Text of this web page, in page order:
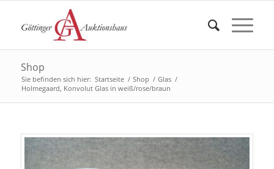
Shop
Sie befinden sich hier: Startseite / Shop / Glas /
Holmegaard, Konvolut Glas in weiß/rose/braun